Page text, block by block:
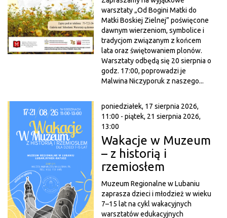
warsztaty „Od Bogini Matki do
Matki Boskiej Zielnej” poświęcone
dawnym wierzeniom, symbolice i
tradycjom związanym z końcem
lata oraz świętowaniem plonów.
Warsztaty odbędą się 20 sierpnia o
godz. 17:00, poprowadzi je
Malwina Niczyporuk z naszego...
poniedziałek, 17 sierpnia 2026,
11:00 - piątek, 21 sierpnia 2026,
13:00
Wakacje w Muzeum
– z historią i
rzemiosłem
Muzeum Regionalne w Lubaniu
zaprasza dzieci i młodzież w wieku
7–15 lat na cykl wakacyjnych
warsztatów edukacyjnych